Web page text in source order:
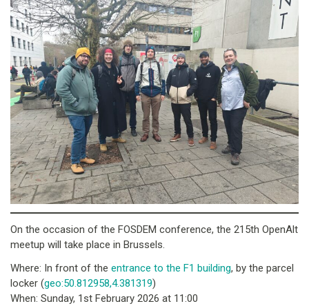
On the occasion of the FOSDEM conference, the 215th OpenAlt
meetup will take place in Brussels.
Where: In front of the entrance to the F1 building, by the parcel
locker (geo:50.812958,4.381319)
When: Sunday, 1st February 2026 at 11:00